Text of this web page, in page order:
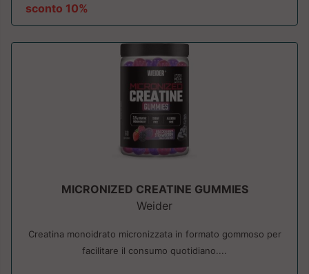
sconto 10%
MICRONIZED CREATINE GUMMIES
Weider
Creatina monoidrato micronizzata in formato gommoso per
facilitare il consumo quotidiano....